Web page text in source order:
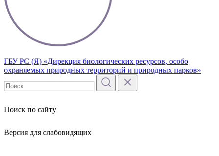
ГБУ РС (Я) «Дирекция биологических ресурсов, особо
охраняемых природных территорий и природных парков»
Поиск по сайту
Версия для слабовидящих